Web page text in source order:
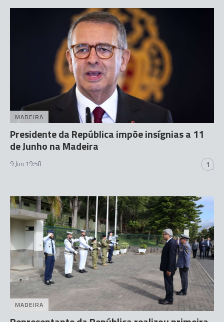
MADEIRA
Presidente da República impõe insígnias a 11
de Junho na Madeira
9 Jun 19:58 1
MADEIRA